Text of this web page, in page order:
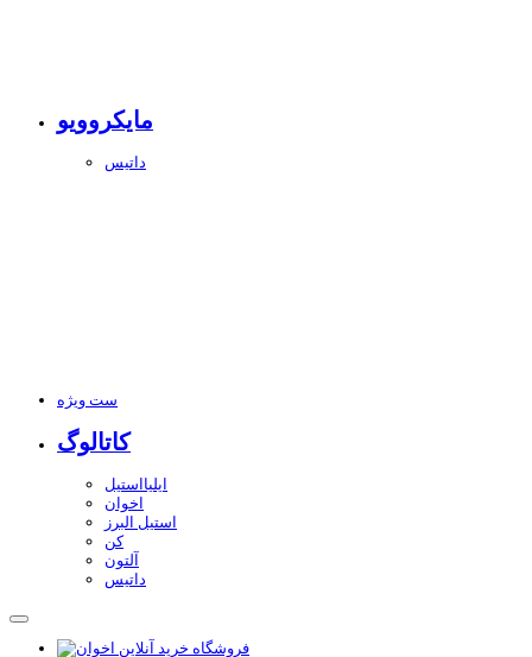
مایکروویو
داتیس
ست ویژه
کاتالوگ
ایلیااستیل
اخوان
استیل البرز
کن
آلتون
داتیس